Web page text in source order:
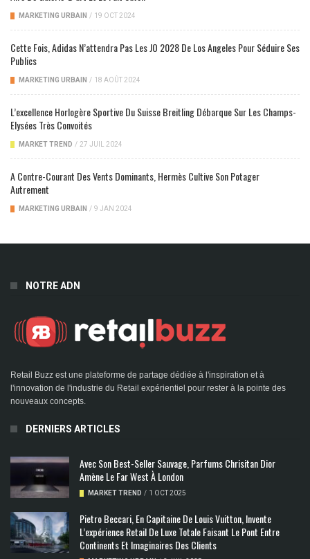
MARKETING URBAIN / 19 OCT 2024
Cette Fois, Adidas N’attendra Pas Les JO 2028 De Los Angeles Pour Séduire Ses
Publics
MARKETING URBAIN / 18 AOÛT 2024
L’excellence Horlogère Sportive Du Suisse Breitling Débarque Sur Les Champs-
Elysées Très Convoités
MARKET TREND / 27 JUIL 2024
A Contre-Courant Des Vents Dominants, Hermès Cultive Son Potager
Autrement
MARKETING URBAIN / 9 JAN 2024
NOTRE ADN
Retail Buzz est une plateforme de partage dédiée à l'inspiration et à
l'innovation de l'industrie du Retail expérientiel pour rester à la pointe des
nouveaux concepts.
DERNIERS ARTICLES
Avec Son Best-Seller Sauvage, Parfums Chrisitan Dior
Amène Le Far West À London
MARKET TREND / 1 OCT 2025
Pietro Beccari, En Capitaine De Louis Vuitton, Invente
L’expérience Retail De Luxe Totale Faisant Le Pont Entre
Continents Et Imaginaires Des Clients